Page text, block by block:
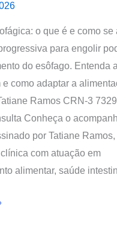
o que é e como se
para engolir
do esôfago. Entenda
e como adaptar a
Ramos CRN-3
Conheça o
por Tatiane Ramos,
com atuação em
alimentar, saúde